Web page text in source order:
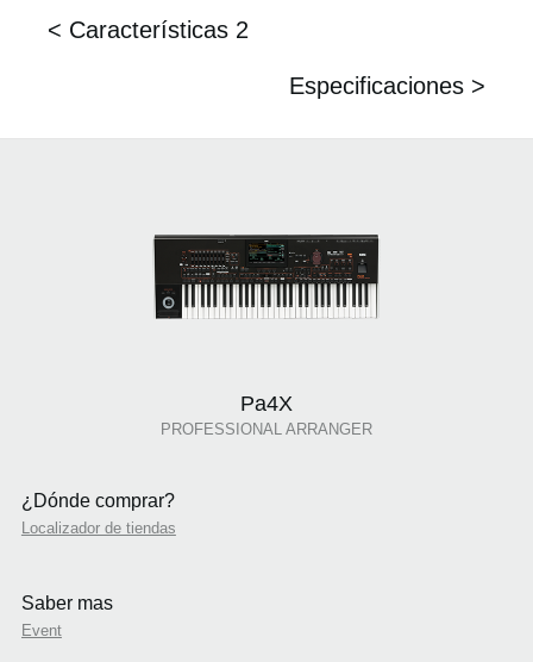
< Características 2
Especificaciones >
Pa4X
PROFESSIONAL ARRANGER
¿Dónde comprar?
Localizador de tiendas
Saber mas
Event